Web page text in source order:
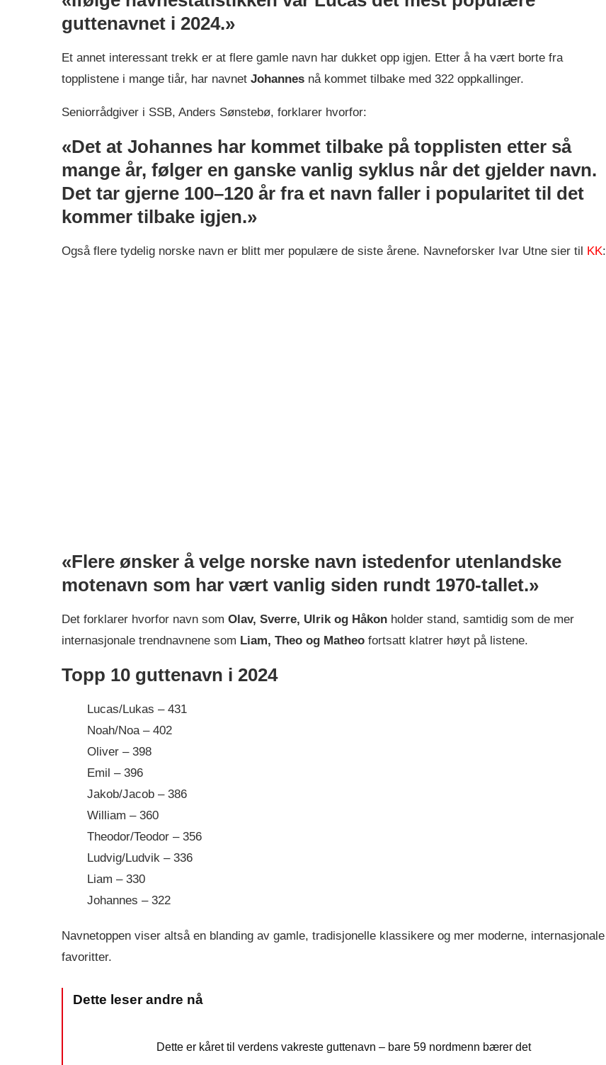
guttenavnet i 2024.»
Et annet interessant trekk er at flere gamle navn har dukket opp igjen. Etter å ha vært borte fra
topplistene i mange tiår, har navnet Johannes nå kommet tilbake med 322 oppkallinger.
Seniorrådgiver i SSB, Anders Sønstebø, forklarer hvorfor:
«Det at Johannes har kommet tilbake på topplisten etter så
mange år, følger en ganske vanlig syklus når det gjelder navn.
Det tar gjerne 100–120 år fra et navn faller i popularitet til det
kommer tilbake igjen.»
Også flere tydelig norske navn er blitt mer populære de siste årene. Navneforsker Ivar Utne sier til KK:
«Flere ønsker å velge norske navn istedenfor utenlandske
motenavn som har vært vanlig siden rundt 1970-tallet.»
Det forklarer hvorfor navn som Olav, Sverre, Ulrik og Håkon holder stand, samtidig som de mer
internasjonale trendnavnene som Liam, Theo og Matheo fortsatt klatrer høyt på listene.
Topp 10 guttenavn i 2024
Lucas/Lukas – 431
Noah/Noa – 402
Oliver – 398
Emil – 396
Jakob/Jacob – 386
William – 360
Theodor/Teodor – 356
Ludvig/Ludvik – 336
Liam – 330
Johannes – 322
Navnetoppen viser altså en blanding av gamle, tradisjonelle klassikere og mer moderne, internasjonale
favoritter.
Dette er kåret til verdens vakreste guttenavn – bare 59 nordmenn bærer det